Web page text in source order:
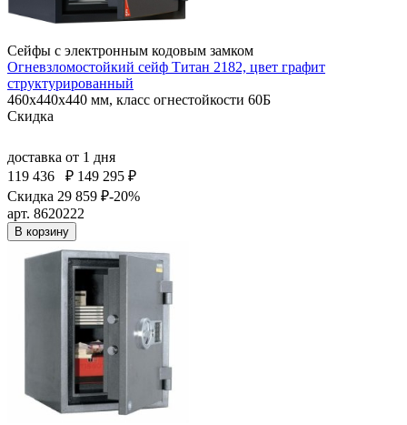
Сейфы с электронным кодовым замком
Огневзломостойкий сейф Титан 2182, цвет графит
структурированный
460x440x440 мм, класс огнестойкости 60Б
Скидка
доставка от 1 дня
119 436
₽ 149 295 ₽
Скидка 29 859 ₽-20%
арт. 8620222
В корзину